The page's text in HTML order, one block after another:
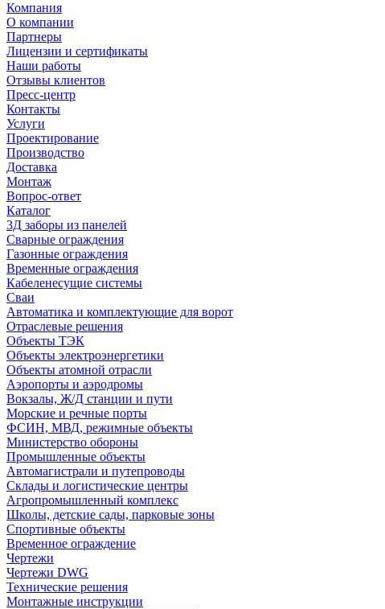
Компания
О компании
Партнеры
Лицензии и сертификаты
Наши работы
Отзывы клиентов
Пресс-центр
Контакты
Услуги
Проектирование
Производство
Доставка
Монтаж
Вопрос-ответ
Каталог
3Д заборы из панелей
Сварные ограждения
Газонные ограждения
Временные ограждения
Кабеленесущие системы
Cваи
Автоматика и комплектующие для ворот
Отраслевые решения
Объекты ТЭК
Объекты электроэнергетики
Объекты атомной отрасли
Аэропорты и аэродромы
Вокзалы, Ж/Д станции и пути
Морские и речные порты
ФСИН, МВД, режимные объекты
Министерство обороны
Промышленные объекты
Автомагистрали и путепроводы
Склады и логистические центры
Агропромышленный комплекс
Школы, детские сады, парковые зоны
Спортивные объекты
Временное ограждение
Чертежи
Чертежи DWG
Технические решения
Монтажные инструкции